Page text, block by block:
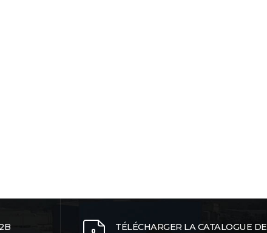
TÉLÉCHARGER LA CATALOGUE DE